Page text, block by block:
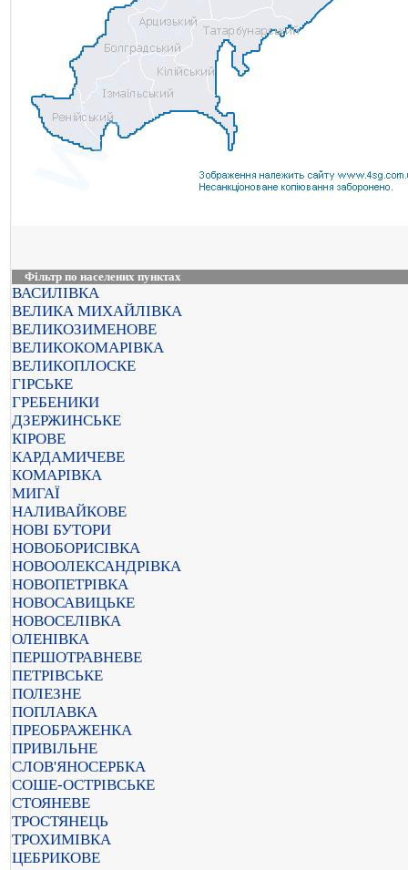
Фільтр по населених пунктах
ВАСИЛІВКА
ВЕЛИКА МИХАЙЛІВКА
ВЕЛИКОЗИМЕНОВЕ
ВЕЛИКОКОМАРІВКА
ВЕЛИКОПЛОСКЕ
ГІРСЬКЕ
ГРЕБЕНИКИ
ДЗЕРЖИНСЬКЕ
КІРОВЕ
КАРДАМИЧЕВЕ
КОМАРІВКА
МИГАЇ
НАЛИВАЙКОВЕ
НОВІ БУТОРИ
НОВОБОРИСІВКА
НОВООЛЕКСАНДРІВКА
НОВОПЕТРІВКА
НОВОСАВИЦЬКЕ
НОВОСЕЛІВКА
ОЛЕНІВКА
ПЕРШОТРАВНЕВЕ
ПЕТРІВСЬКЕ
ПОЛЕЗНЕ
ПОПЛАВКА
ПРЕОБРАЖЕНКА
ПРИВІЛЬНЕ
СЛОВ'ЯНОСЕРБКА
СОШЕ-ОСТРІВСЬКЕ
СТОЯНЕВЕ
ТРОСТЯНЕЦЬ
ТРОХИМІВКА
ЦЕБРИКОВЕ